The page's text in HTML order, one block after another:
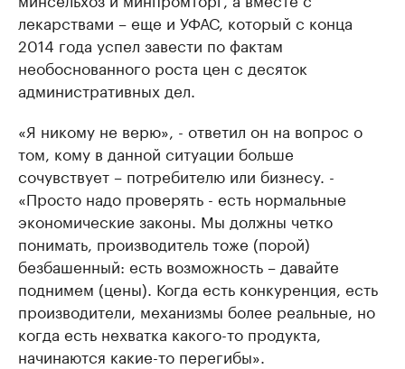
лекарствами – еще и УФАС, который с конца
2014 года успел завести по фактам
необоснованного роста цен с десяток
административных дел.
«Я никому не верю», - ответил он на вопрос о
том, кому в данной ситуации больше
сочувствует – потребителю или бизнесу. -
«Просто надо проверять - есть нормальные
экономические законы. Мы должны четко
понимать, производитель тоже (порой)
безбашенный: есть возможность – давайте
поднимем (цены). Когда есть конкуренция, есть
производители, механизмы более реальные, но
когда есть нехватка какого-то продукта,
начинаются какие-то перегибы».